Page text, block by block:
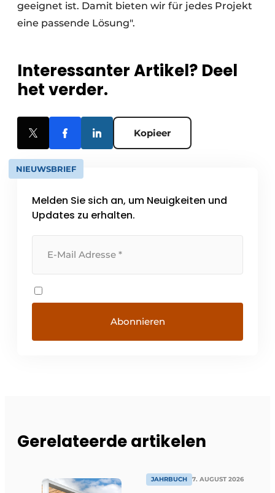
geeignet ist. Damit bieten wir für jedes Projekt
eine passende Lösung".
Interessanter Artikel? Deel
het verder.
Kopieer
NIEUWSBRIEF
Melden Sie sich an, um Neuigkeiten und
Updates zu erhalten.
Gerelateerde artikelen
JAHRBUCH 7. AUGUST 2026